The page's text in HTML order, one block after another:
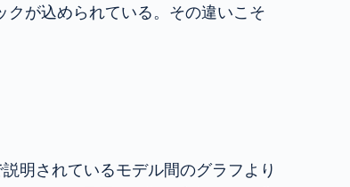
クが込められている。その違いこそ
明されているモデル間のグラフより